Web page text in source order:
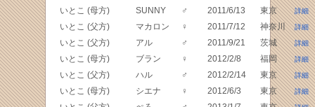
いとこ (母方) SUNNY ♂ 2011/6/13 東京 詳細
いとこ (父方) マカロン ♀ 2011/7/12 神奈川 詳細
いとこ (父方) アル ♂ 2011/9/21 茨城 詳細
いとこ (母方) ブラン ♀ 2012/2/8 福岡 詳細
いとこ (父方) ハル ♂ 2012/2/14 東京 詳細
いとこ (母方) シエナ ♀ 2012/6/3 東京 詳細